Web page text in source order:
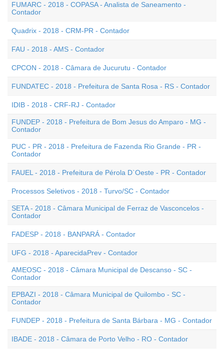
FUMARC - 2018 - COPASA - Analista de Saneamento -
Contador
Quadrix - 2018 - CRM-PR - Contador
FAU - 2018 - AMS - Contador
CPCON - 2018 - Câmara de Jucurutu - Contador
FUNDATEC - 2018 - Prefeitura de Santa Rosa - RS - Contador
IDIB - 2018 - CRF-RJ - Contador
FUNDEP - 2018 - Prefeitura de Bom Jesus do Amparo - MG -
Contador
PUC - PR - 2018 - Prefeitura de Fazenda Rio Grande - PR -
Contador
FAUEL - 2018 - Prefeitura de Pérola D`Oeste - PR - Contador
Processos Seletivos - 2018 - Turvo/SC - Contador
SETA - 2018 - Câmara Municipal de Ferraz de Vasconcelos -
Contador
FADESP - 2018 - BANPARÁ - Contador
UFG - 2018 - AparecidaPrev - Contador
AMEOSC - 2018 - Câmara Municipal de Descanso - SC -
Contador
EPBAZI - 2018 - Câmara Municipal de Quilombo - SC -
Contador
FUNDEP - 2018 - Prefeitura de Santa Bárbara - MG - Contador
IBADE - 2018 - Câmara de Porto Velho - RO - Contador